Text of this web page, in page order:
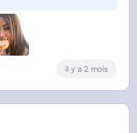
il y a 2 mois